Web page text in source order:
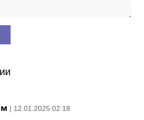
| 12.01.2025 02:18